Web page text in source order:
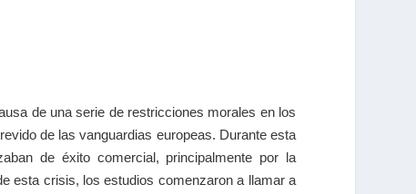
de una serie de restricciones morales en los
de las vanguardias europeas. Durante esta
de éxito comercial, principalmente por la
esta crisis, los estudios comenzaron a llamar a